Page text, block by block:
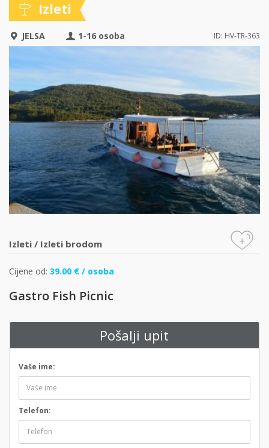
Izleti
JELSA 1-16 osoba ID: HV-TR-363
Izleti / Izleti brodom +
Cijene od: 39.00 € / osoba
Gastro Fish Picnic
Pošalji upit
Vaše ime:
Telefon: